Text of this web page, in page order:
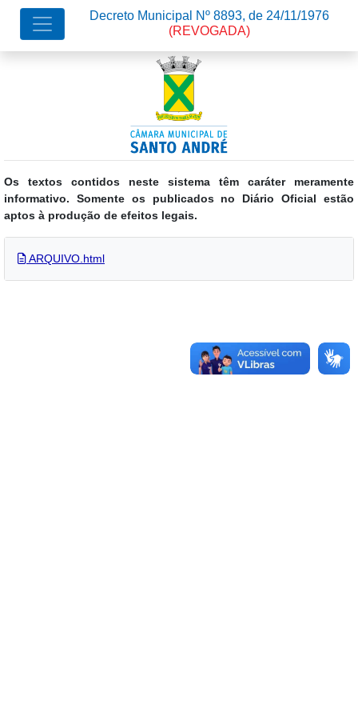
Os textos contidos neste sistema têm caráter meramente
informativo. Somente os publicados no Diário Oficial estão
aptos à produção de efeitos legais.
Decreto Municipal Nº 8893, de 24/11/1976
(REVOGADA)
ARQUIVO.html